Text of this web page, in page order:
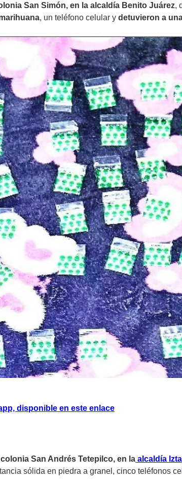
San Simón, en la alcaldía Benito Juárez,
, un teléfono celular y detuvieron a
disponible en este enlace
San Andrés Tetepilco, en la alcaldía
sólida en piedra a granel, cinco teléfonos